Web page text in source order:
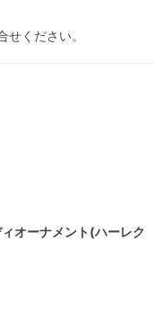
ください。
オーナメント(ハーレク